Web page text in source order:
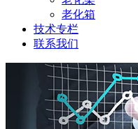
老化箱
技术专栏
联系我们